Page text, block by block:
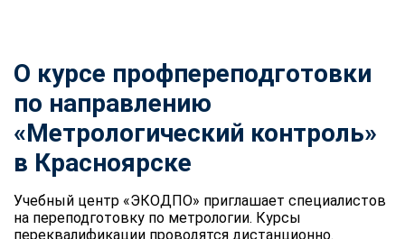
О курсе профпереподготовки
по направлению
«Метрологический контроль»
в Красноярске
Учебный центр «ЭКОДПО» приглашает специалистов
на переподготовку по метрологии. Курсы
переквалификации проводятся дистанционно.